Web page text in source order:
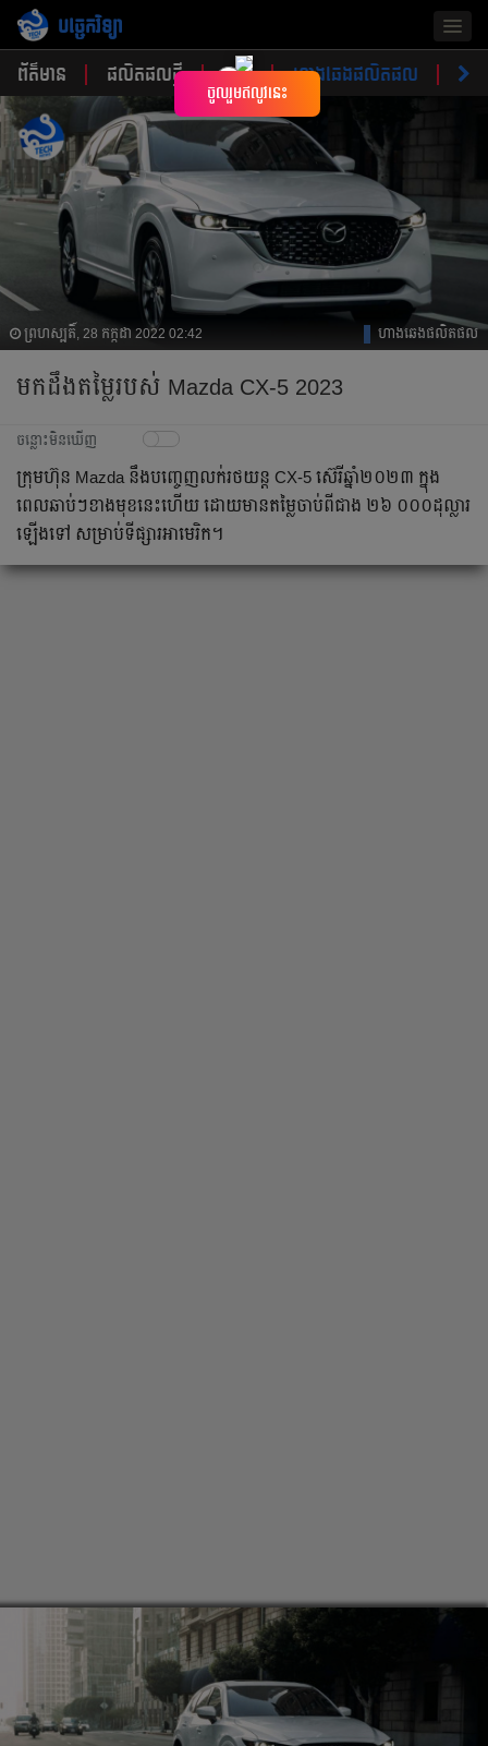
បច្ចេកវិទ្យា
ព័ត៌មាន ផលិតផលថ្មី គន្លឹះ ហាងឆេងផលិតផល ចំណ
ព្រហស្បតិ៍, 28 កក្កដា 2022 02:42 ហាងឆេងផលិតផល
មកដឹងតម្លៃរបស់ Mazda CX-5 2023
ចន្លោះមិនឃើញ
ក្រុមហ៊ុន Mazda នឹងបញ្ចេញលក់រថយន្ត CX-5 ស៊េរីឆ្នាំ២០២៣ ក្នុង
ពេលឆាប់ៗខាងមុខនេះហើយ ដោយមានតម្លៃចាប់ពីជាង ២៦ ០០០ដុល្លារ
ឡើងទៅ សម្រាប់ទីផ្សារអាមេរិក។
×
ចូលរួមឥលូវនេះ